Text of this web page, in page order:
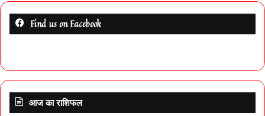
Find us on Facebook
आज का राशिफल